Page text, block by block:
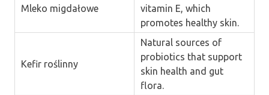
Mleko migdałowe
vitamin E, which
promotes healthy skin.
Kefir roślinny
Natural sources of
probiotics that support
skin health and gut
flora.